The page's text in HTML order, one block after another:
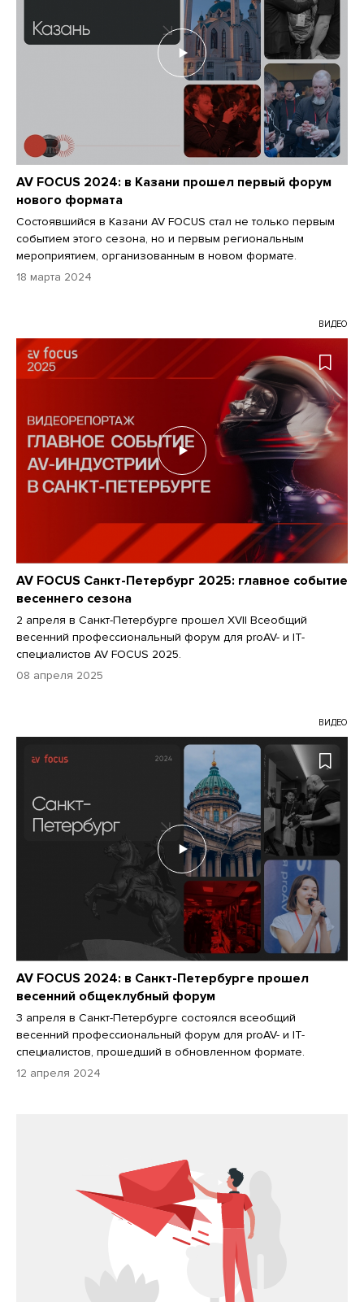
AV FOCUS 2024: в Казани прошел первый форум
нового формата
Состоявшийся в Казани AV FOCUS стал не только первым
событием этого сезона, но и первым региональным
мероприятием, организованным в новом формате.
18 марта 2024
ВИДЕО
AV FOCUS Санкт-Петербург 2025: главное событие
весеннего сезона
2 апреля в Санкт-Петербурге прошел XVII Всеобщий
весенний профессиональный форум для proAV- и IT-
специалистов AV FOCUS 2025.
08 апреля 2025
ВИДЕО
AV FOCUS 2024: в Санкт-Петербурге прошел
весенний общеклубный форум
3 апреля в Санкт-Петербурге состоялся всеобщий
весенний профессиональный форум для proAV- и IT-
специалистов, прошедший в обновленном формате.
12 апреля 2024